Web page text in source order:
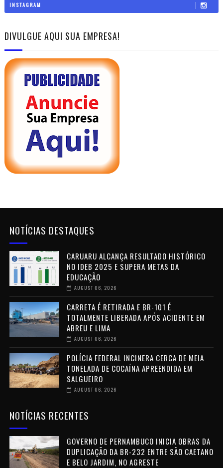
INSTAGRAM
DIVULGUE AQUI SUA EMPRESA!
NOTÍCIAS DESTAQUES
CARUARU ALCANÇA RESULTADO HISTÓRICO
NO IDEB 2025 E SUPERA METAS DA
EDUCAÇÃO
AUGUST 06, 2026
CARRETA É RETIRADA E BR-101 É
TOTALMENTE LIBERADA APÓS ACIDENTE EM
ABREU E LIMA
AUGUST 06, 2026
POLÍCIA FEDERAL INCINERA CERCA DE MEIA
TONELADA DE COCAÍNA APREENDIDA EM
SALGUEIRO
AUGUST 06, 2026
NOTÍCIAS RECENTES
GOVERNO DE PERNAMBUCO INICIA OBRAS DA
DUPLICAÇÃO DA BR-232 ENTRE SÃO CAETANO
E BELO JARDIM, NO AGRESTE